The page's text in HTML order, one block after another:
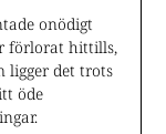
onödigt
förlorat hittills,
ligger det trots
öde